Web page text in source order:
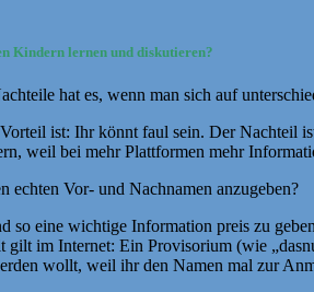
Kindern lernen und diskutieren?
hat es, wenn man sich auf
ist: Ihr könnt faul sein. Der Nachteil
weil bei mehr Plattformen mehr
echten Vor- und Nachnamen anzugeben?
so eine wichtige Information preis zu
im Internet: Ein Provisorium (wie
wollt, weil ihr den Namen mal zur